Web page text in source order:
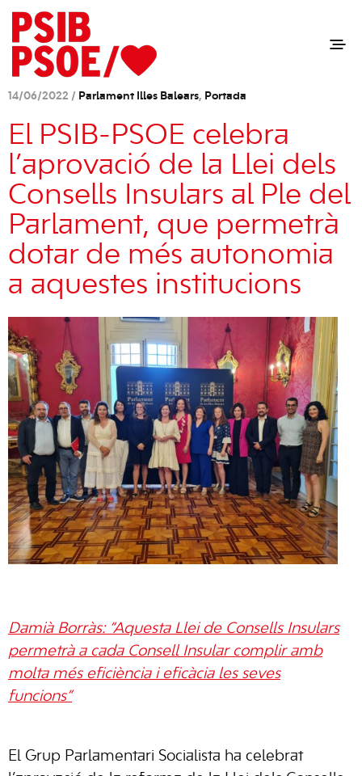
14/06/2022 / Parlament Illes Balears, Portada
El PSIB-PSOE celebra
l’aprovació de la Llei dels
Consells Insulars al Ple del
Parlament, que permetrà
dotar de més autonomia
a aquestes institucions
Damià Borràs: “Aquesta Llei de Consells Insulars
permetrà a cada Consell Insular complir amb
molta més eficiència i eficàcia les seves
funcions”
El Grup Parlamentari Socialista ha celebrat